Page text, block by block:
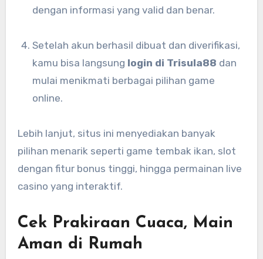
dengan informasi yang valid dan benar.
Setelah akun berhasil dibuat dan diverifikasi,
kamu bisa langsung login di Trisula88 dan
mulai menikmati berbagai pilihan game
online.
Lebih lanjut, situs ini menyediakan banyak
pilihan menarik seperti game tembak ikan, slot
dengan fitur bonus tinggi, hingga permainan live
casino yang interaktif.
Cek Prakiraan Cuaca, Main
Aman di Rumah